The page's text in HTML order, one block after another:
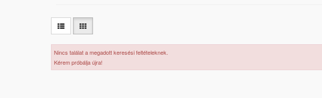
Nincs találat a megadott keresési feltételeknek.
Kérem próbálja újra!